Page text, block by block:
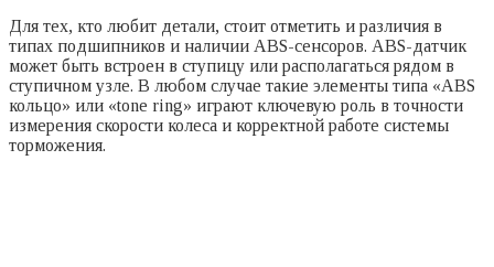
Для тех, кто любит детали, стоит отметить и различия в
типах подшипников и наличии ABS-сенсоров. ABS-датчик
может быть встроен в ступицу или располагаться рядом в
ступичном узле. В любом случае такие элементы типа «ABS
кольцо» или «tone ring» играют ключевую роль в точности
измерения скорости колеса и корректной работе системы
торможения.